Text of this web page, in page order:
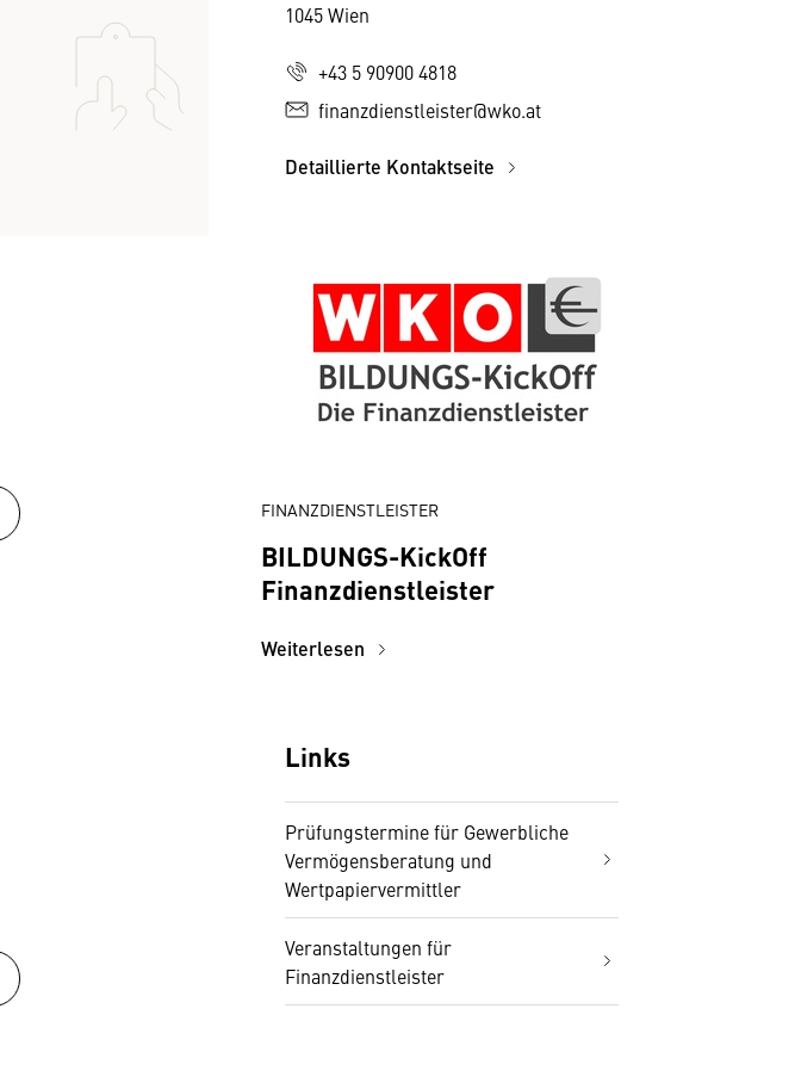
1045 Wien
+43 5 90900 4818
finanzdienstleister@wko.at
Detaillierte Kontaktseite
FINANZDIENSTLEISTER
BILDUNGS-KickOff
Finanzdienstleister
Weiterlesen
Links
Prüfungstermine für Gewerbliche
Vermögensberatung und
Wertpapiervermittler
Veranstaltungen für
Finanzdienstleister